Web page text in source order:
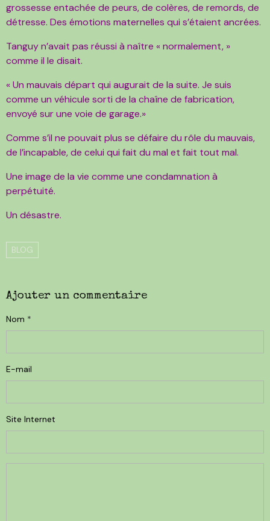
grossesse entachée de peurs, de colères, de remords, de
détresse. Des émotions maternelles qui s’étaient ancrées.
Tanguy n’avait pas réussi à naître « normalement, »
comme il le disait.
« Un mauvais départ qui augurait de la suite. Je suis
comme un véhicule sorti de la chaîne de fabrication,
envoyé sur une voie de garage.»
Comme s’il ne pouvait plus se défaire du rôle du mauvais,
de l’incapable, de celui qui fait du mal et fait tout mal.
Une image de la vie comme une condamnation à
perpétuité.
Un désastre.
BLOG
Ajouter un commentaire
Nom
E-mail
Site Internet